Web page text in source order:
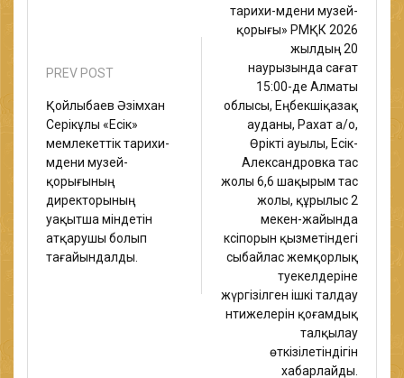
PREV POST
Қойлыбаев Әзімхан
Серікұлы «Есік»
мемлекеттік тарихи-
мәдени музей-
қорығының
директорының
уақытша міндетін
атқарушы болып
тағайындалды.
тарихи-мәдени музей-
қорығы» РМҚК 2026
жылдың 20
наурызында сағат
15:00-де Алматы
облысы, Еңбекшіқазақ
ауданы, Рахат а/о,
Өрікті ауылы, Есік-
Александровка тас
жолы 6,6 шақырым тас
жолы, құрылыс 2
мекен-жайында
кәсіпорын қызметіндегі
сыбайлас жемқорлық
тәуекелдеріне
жүргізілген ішкі талдау
нәтижелерін қоғамдық
талқылау
өткізілетіндігін
хабарлайды.